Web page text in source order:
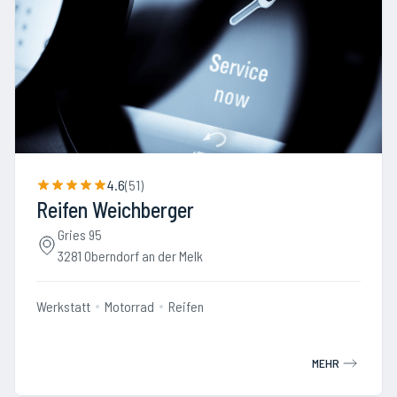
4.6(51)
Reifen Weichberger
Gries 95
3281 Oberndorf an der Melk
Werkstatt Motorrad Reifen
MEHR